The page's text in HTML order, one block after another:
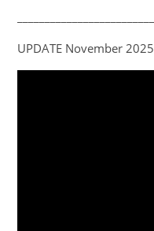
UPDATE November 2025